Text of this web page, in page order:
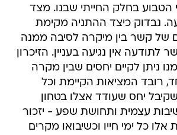
הטבוע בחלק החייתי שבנו. מצד
נבדוק כיצד ההתניה מקימת
של קשר בין מיקרה לסיבה ממנה
אין נגיעה בעניין. הזיכרון
ניתן לקיים יחסים שבין מקרה
רובד המציאות הקיימת וכל
יחס שעודד אצלו בטחון
עצמית ותחושת שפע - יזכור
אלו כל ימי חייו וכשיבואו מקרים